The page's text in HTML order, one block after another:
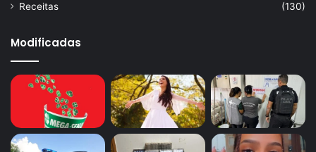
Receitas
(130)
Modificadas